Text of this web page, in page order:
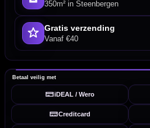
350m² in Steenbergen
Gratis verzending
Vanaf €40
Betaal veilig met
iDEAL / Wero
Creditcard